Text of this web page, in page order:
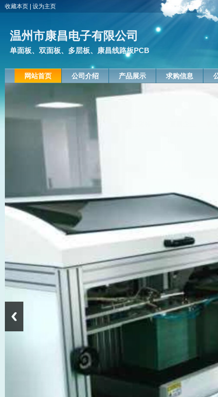
收藏本页 设为主页
温州市康昌电子有限公司
单面板、双面板、多层板、康昌线路板PCB
网站首页 公司介绍 产品展示 求购信息